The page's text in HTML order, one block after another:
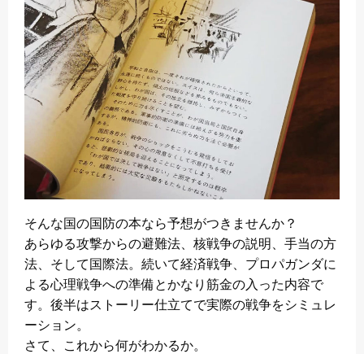
そんな国の国防の本なら予想がつきませんか？
あらゆる攻撃からの避難法、核戦争の説明、手当の方
法、そして国際法。続いて経済戦争、プロパガンダに
よる心理戦争への準備とかなり筋金の入った内容で
す。後半はストーリー仕立てで実際の戦争をシミュレ
ーション。
さて、これから何がわかるか。